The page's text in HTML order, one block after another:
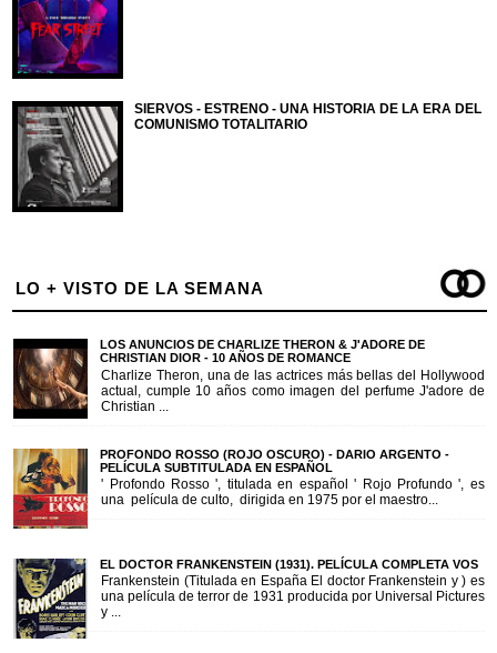
SIERVOS - ESTRENO - UNA HISTORIA DE LA ERA DEL
COMUNISMO TOTALITARIO
LO + VISTO DE LA SEMANA
LOS ANUNCIOS DE CHARLIZE THERON & J'ADORE DE
CHRISTIAN DIOR - 10 AÑOS DE ROMANCE
Charlize Theron, una de las actrices más bellas del Hollywood
actual, cumple 10 años como imagen del perfume J'adore de
Christian ...
PROFONDO ROSSO (ROJO OSCURO) - DARIO ARGENTO -
PELÍCULA SUBTITULADA EN ESPAÑOL
' Profondo Rosso ', titulada en español ' Rojo Profundo ', es
una película de culto, dirigida en 1975 por el maestro...
EL DOCTOR FRANKENSTEIN (1931). PELÍCULA COMPLETA VOS
Frankenstein (Titulada en España El doctor Frankenstein y ) es
una película de terror de 1931 producida por Universal Pictures
y ...